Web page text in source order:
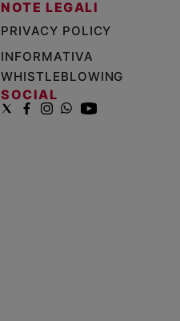
NOTE LEGALI
PRIVACY POLICY
INFORMATIVA
WHISTLEBLOWING
SOCIAL